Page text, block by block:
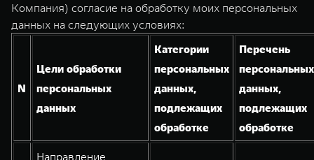
Веди за собой
от 6 499 000 ₽
TANK 700
Сила признания
от 10 199 000 ₽
TANK Финансы
Корпоративным клиентам
TANK ФИНАНСЫ
TANK Кредит
Сервис
Специальные предложения
Моторные масла
ЦИФРОВЫЕ СЕРВИСЫ TANK
Компания) согласие на обработку моих персональных
данных на следующих условиях:
N
Цели обработки
персональных
данных
Категории
персональных
данных,
подлежащих
обработке
Перечень
персональных
данных,
подлежащих
обработке
Направление